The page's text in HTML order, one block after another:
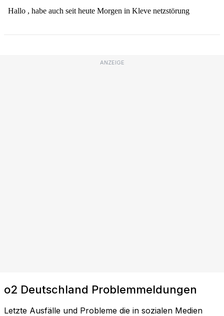
ANZEIGE
o2 Deutschland Problemmeldungen
Letzte Ausfälle und Probleme die in sozialen Medien